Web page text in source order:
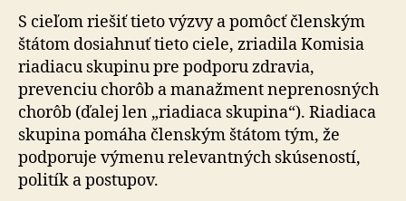
S cieľom riešiť tieto výzvy a pomôcť členským
štátom dosiahnuť tieto ciele, zriadila Komisia
riadiacu skupinu pre podporu zdravia,
prevenciu chorôb a manažment neprenosných
chorôb (ďalej len „riadiaca skupina“). Riadiaca
skupina pomáha členským štátom tým, že
podporuje výmenu relevantných skúseností,
politík a postupov.